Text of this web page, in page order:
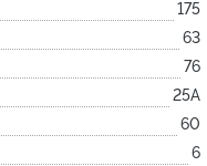
175
63
76
25А
60
6